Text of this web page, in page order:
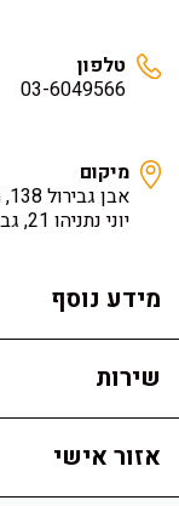
טלפון
03-6049566
מיקום
אבן גבירול 138, תל אביב
יוני נתניהו 21, גבעת שמואל
מידע נוסף
שירות
אזור אישי